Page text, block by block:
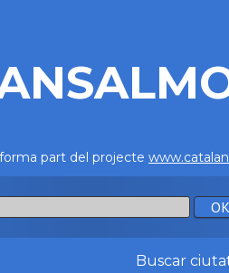
part del projecte
Buscar